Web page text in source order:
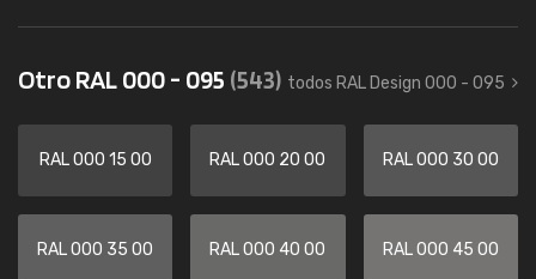
Otro RAL 000 - 095 (543) todos RAL Design 000 - 095
RAL 000 15 00 RAL 000 20 00 RAL 000 30 00
RAL 000 35 00 RAL 000 40 00 RAL 000 45 00